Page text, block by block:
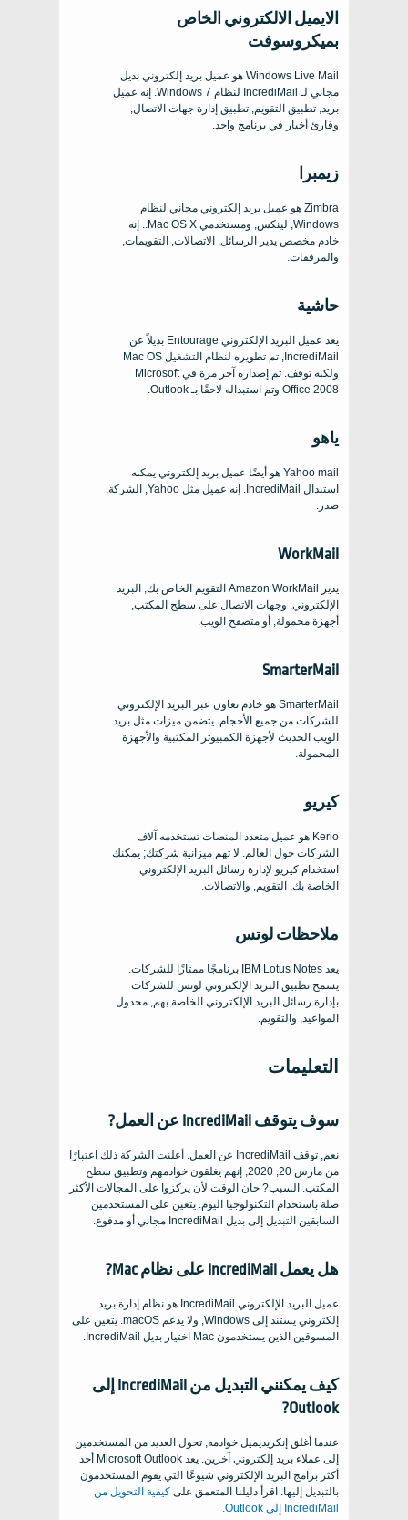
الايميل الالكتروني الخاص
بميكروسوفت
Windows Live Mail هو عميل بريد إلكتروني بديل
مجاني لـ IncrediMail لنظام Windows 7. إنه عميل
بريد, تطبيق التقويم, تطبيق إدارة جهات الاتصال,
وقارئ أخبار في برنامج واحد.
زيمبرا
Zimbra هو عميل بريد إلكتروني مجاني لنظام
Windows, لينكس, ومستخدمي Mac OS X.. إنه
خادم مخصص يدير الرسائل, الاتصالات, التقويمات,
والمرفقات.
حاشية
يعد عميل البريد الإلكتروني Entourage بديلاً عن
IncrediMail, تم تطويره لنظام التشغيل Mac OS
ولكنه توقف. تم إصداره آخر مرة في Microsoft
Office 2008 وتم استبداله لاحقًا بـ Outlook.
ياهو
Yahoo mail هو أيضًا عميل بريد إلكتروني يمكنه
استبدال IncrediMail. إنه عميل مثل Yahoo, الشركة,
صدر.
WorkMail
يدير Amazon WorkMail التقويم الخاص بك, البريد
الإلكتروني, وجهات الاتصال على سطح المكتب,
أجهزة محمولة, أو متصفح الويب.
SmarterMail
SmarterMail هو خادم تعاون عبر البريد الإلكتروني
للشركات من جميع الأحجام. يتضمن ميزات مثل بريد
الويب الحديث لأجهزة الكمبيوتر المكتبية والأجهزة
المحمولة.
كيريو
Kerio هو عميل متعدد المنصات تستخدمه آلاف
الشركات حول العالم. لا تهم ميزانية شركتك; يمكنك
استخدام كيريو لإدارة رسائل البريد الإلكتروني
الخاصة بك, التقويم, والاتصالات.
ملاحظات لوتس
يعد IBM Lotus Notes برنامجًا ممتازًا للشركات.
يسمح تطبيق البريد الإلكتروني لوتس للشركات
بإدارة رسائل البريد الإلكتروني الخاصة بهم, مجدول
المواعيد, والتقويم.
التعليمات
سوف يتوقف IncrediMail عن العمل?
نعم, توقف IncrediMail عن العمل. أعلنت الشركة ذلك اعتبارًا
من مارس 20, 2020, إنهم يغلقون خوادمهم وتطبيق سطح
المكتب. السبب? حان الوقت لأن يركزوا على المجالات الأكثر
صلة باستخدام التكنولوجيا اليوم. يتعين على المستخدمين
السابقين التبديل إلى بديل IncrediMail مجاني أو مدفوع.
هل يعمل IncrediMail على نظام Mac?
عميل البريد الإلكتروني IncrediMail هو نظام إدارة بريد
إلكتروني يستند إلى Windows, ولا يدعم macOS. يتعين على
المسوقين الذين يستخدمون Mac اختيار بديل IncrediMail.
كيف يمكنني التبديل من IncrediMail إلى
Outlook?
عندما أغلق إنكريديميل خوادمه, تحول العديد من المستخدمين
إلى عملاء بريد إلكتروني آخرين. يعد Microsoft Outlook أحد
أكثر برامج البريد الإلكتروني شيوعًا التي يقوم المستخدمون
بالتبديل إليها. اقرأ دليلنا المتعمق على كيفية التحويل من
IncrediMail إلى Outlook.